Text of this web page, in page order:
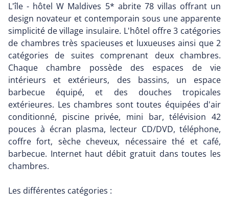
L'île - hôtel W Maldives 5* abrite 78 villas offrant un
design novateur et contemporain sous une apparente
simplicité de village insulaire. L'hôtel offre 3 catégories
de chambres très spacieuses et luxueuses ainsi que 2
catégories de suites comprenant deux chambres.
Chaque chambre possède des espaces de vie
intérieurs et extérieurs, des bassins, un espace
barbecue équipé, et des douches tropicales
extérieures. Les chambres sont toutes équipées d'air
conditionné, piscine privée, mini bar, télévision 42
pouces à écran plasma, lecteur CD/DVD, téléphone,
coffre fort, sèche cheveux, nécessaire thé et café,
barbecue. Internet haut débit gratuit dans toutes les
chambres.
Les différentes catégories :